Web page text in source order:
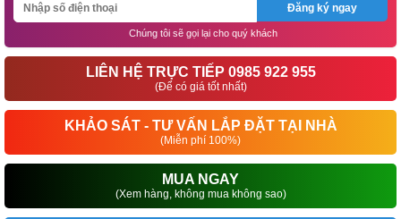
Đăng ký ngay
Chúng tôi sẽ gọi lại cho quý khách
LIÊN HỆ TRỰC TIẾP 0985 922 955
(Để có giá tốt nhất)
KHẢO SÁT - TƯ VẤN LẮP ĐẶT TẠI NHÀ
(Miễn phí 100%)
MUA NGAY
(Xem hàng, không mua không sao)